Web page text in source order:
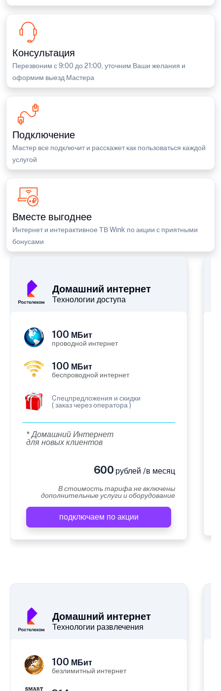
Консультация
Перезвоним с 9:00 до 21:00, уточним Ваши желания и
оформим выезд Мастера
Подключение
Мастер все подключит и расскажет как пользоваться каждой
услугой
Вместе выгоднее
Интернет и интерактивное ТВ Wink по акции с приятными
бонусами
Домашний интернет
Технологии доступа
100 МБит
проводной интернет
100 МБит
беспроводной интернет
Cпецпредложения и скидки
( заказ через оператора )
* Домашний Интернет
для новых клиентов
600 рублей /в месяц
В стоимость тарифа не включены
дополнительные услуги и оборудование
подключаем по акции
Домашний интернет
Технологии развлечения
100 МБит
безлимитный интернет